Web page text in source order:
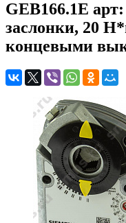
GEB166.1E
заслонки, 20
концевыми